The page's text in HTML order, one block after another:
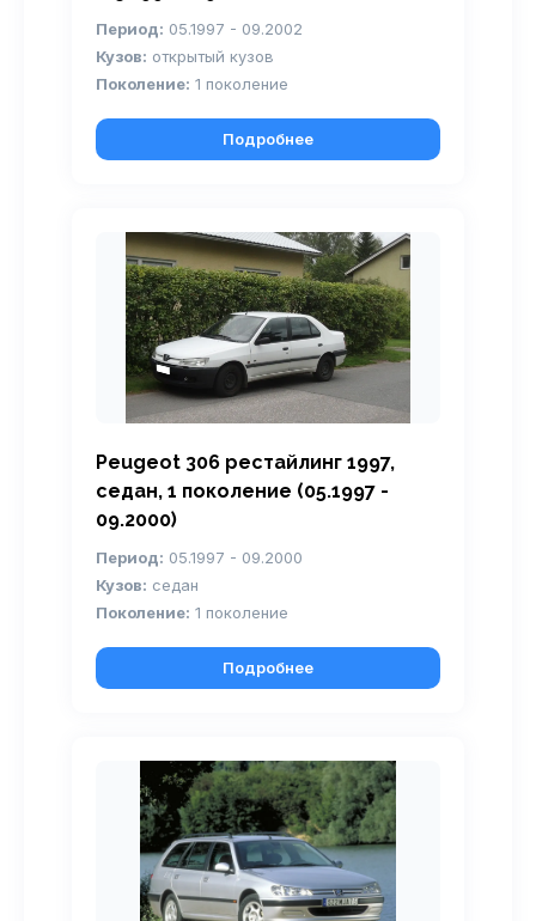
Период: 05.1997 - 09.2002
Кузов: открытый кузов
Поколение: 1 поколение
Подробнее
Peugeot 306 рестайлинг 1997,
седан, 1 поколение (05.1997 -
09.2000)
Период: 05.1997 - 09.2000
Кузов: седан
Поколение: 1 поколение
Подробнее